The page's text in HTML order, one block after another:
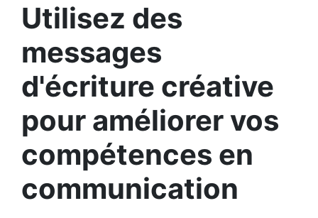
Utilisez des
messages
d'écriture créative
pour améliorer vos
compétences en
communication